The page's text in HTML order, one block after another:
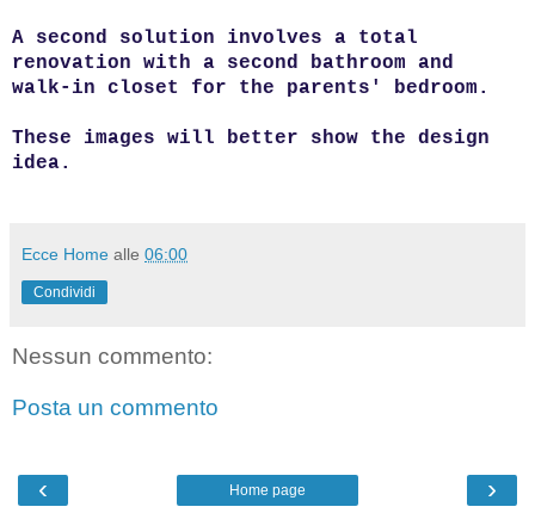
A second solution involves a total
renovation with a second bathroom and
walk-in closet for the parents' bedroom.
These images will better show the design
idea.
Ecce Home alle 06:00
Condividi
Nessun commento:
Posta un commento
‹ ›
Home page